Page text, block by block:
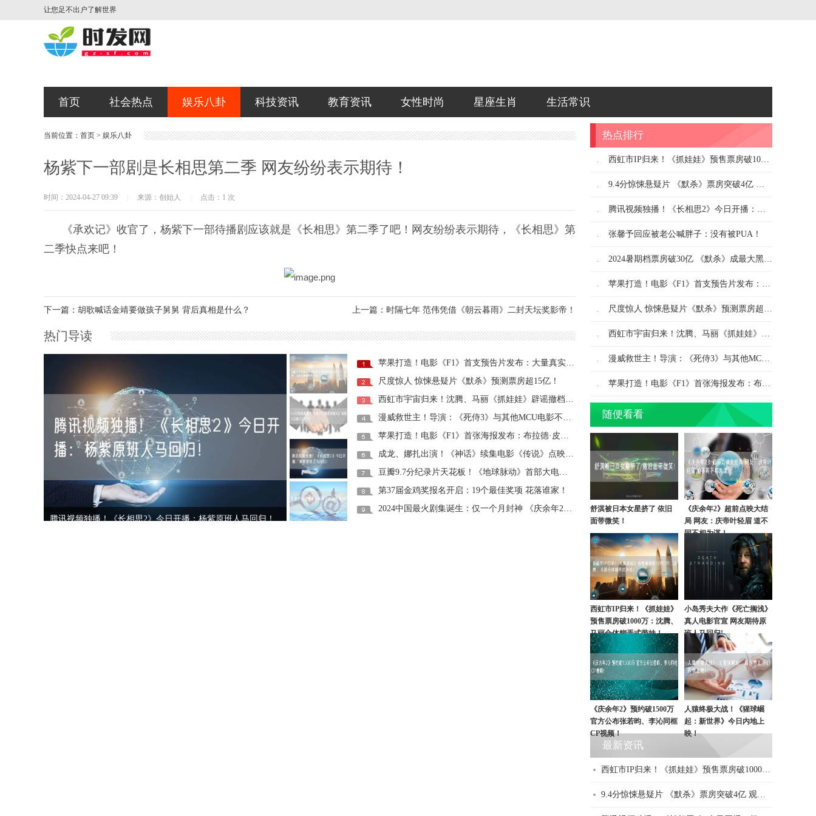
让您足不出户了解世界
首页 社会热点 娱乐八卦 科技资讯 教育资讯 女性时尚 星座生肖 生活常识
当前位置： 首页 > 娱乐八卦
杨紫下一部剧是长相思第二季 网友纷纷表示期待！
时间：2024-04-27 09:39 来源：创始人 点击：1 次
《承欢记》收官了，杨紫下一部待播剧应该就是《长相思》第二季了吧！网友纷纷表示期待，《长相思》第
二季快点来吧！
上一篇：时隔七年 范伟凭借《朝云暮雨》二封天坛奖影帝！
下一篇：胡歌喊话金靖要做孩子舅舅 背后真相是什么？
热门导读
腾讯视频独播！《长相思2》今日开播：杨紫原班人马回归！
2024暑期档票房破30亿 《默杀》成最大黑马：连续2天破亿！
苹果打造！电影《F1》首支预告片发布：大量真实赛场实拍！
尺度惊人 惊悚悬疑片《默杀》预测票房超15亿！
西虹市宇宙归来！沈腾、马丽《抓娃娃》辟谣撤档：7月13日点映！
漫威救世主！导演：《死侍3》与其他MCU电影不一样！
苹果打造！电影《F1》首张海报发布：布拉德·皮特主演、汉密尔顿出演！
成龙、娜扎出演！《神话》续集电影《传说》点映及预售票房破1000万！
豆瓣9.7分纪录片天花板！《地球脉动》首部大电影国内定档7月27日：预告片发布！
第37届金鸡奖报名开启：19个最佳奖项 花落谁家！
2024中国最火剧集诞生：仅一个月封神 《庆余年2》都不是对手！
热点排行
. 西虹市IP归来！《抓娃娃》预售票房破1000万：沈腾、马丽合体糊弄式带娃！
. 9.4分惊悚悬疑片 《默杀》票房突破4亿 观影人次破1000万！
. 腾讯视频独播！《长相思2》今日开播：杨紫原班人马回归！
. 张馨予回应被老公喊胖子：没有被PUA！
. 2024暑期档票房破30亿 《默杀》成最大黑马：连续2天破亿！
. 苹果打造！电影《F1》首支预告片发布：大量真实赛场实拍！
. 尺度惊人 惊悚悬疑片《默杀》预测票房超15亿！
. 西虹市宇宙归来！沈腾、马丽《抓娃娃》辟谣撤档：7月13日点映！
. 漫威救世主！导演：《死侍3》与其他MCU电影不一样！
. 苹果打造！电影《F1》首张海报发布：布拉德·皮特主演、汉密尔顿出演！
随便看看
舒淇被日本女星挤了 依旧
面带微笑！
《庆余年2》超前点映大结
局 网友：庆帝叶轻眉 道不
同不相为谋！
西虹市IP归来！《抓娃娃》
预售票房破1000万：沈腾、
马丽合体糊弄式带娃！
小岛秀夫大作《死亡搁浅》
真人电影官宣 网友期待原
班人马回归!
《庆余年2》预约破1500万
官方公布张若昀、李沁同框
CP视频！
人猿终极大战！《猩球崛
起：新世界》今日内地上
映！
最新资讯
西虹市IP归来！《抓娃娃》预售票房破1000万：沈腾、马丽合体糊弄式带娃！
9.4分惊悚悬疑片 《默杀》票房突破4亿 观影人次破1000万！